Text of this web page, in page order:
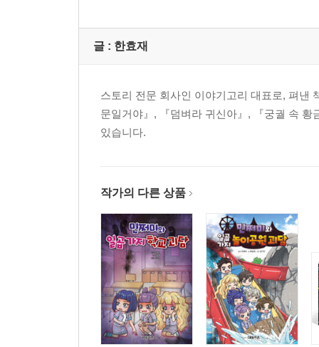
글 : 한효재
스토리 전문 회사인 이야기고리 대표로, 펴낸
문일거야』, 『덤벼라 귀신아』, 『궁궐 속
있습니다.
작가의 다른 상품